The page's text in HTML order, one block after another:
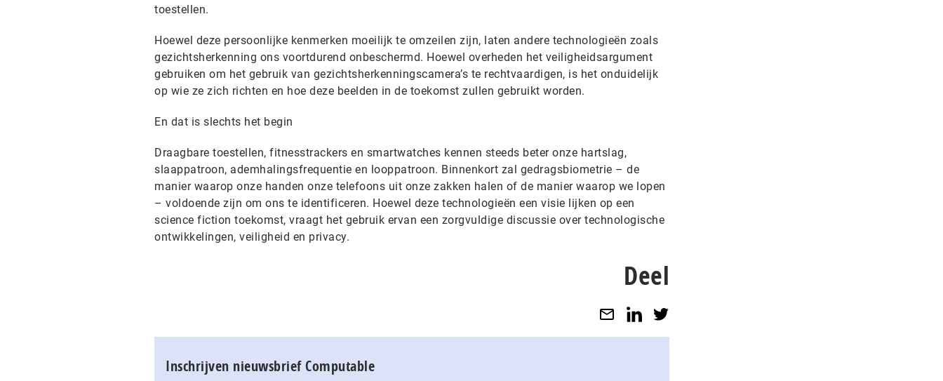
toestellen.
Hoewel deze persoonlijke kenmerken moeilijk te omzeilen zijn, laten andere technologieën zoals
gezichtsherkenning ons voortdurend onbeschermd. Hoewel overheden het veiligheidsargument
gebruiken om het gebruik van gezichtsherkenningscamera’s te rechtvaardigen, is het onduidelijk
op wie ze zich richten en hoe deze beelden in de toekomst zullen gebruikt worden.
En dat is slechts het begin
Draagbare toestellen, fitnesstrackers en smartwatches kennen steeds beter onze hartslag,
slaappatroon, ademhalingsfrequentie en looppatroon. Binnenkort zal gedragsbiometrie – de
manier waarop onze handen onze telefoons uit onze zakken halen of de manier waarop we lopen
– voldoende zijn om ons te identificeren. Hoewel deze technologieën een visie lijken op een
science fiction toekomst, vraagt het gebruik ervan een zorgvuldige discussie over technologische
ontwikkelingen, veiligheid en privacy.
Deel
Inschrijven nieuwsbrief Computable